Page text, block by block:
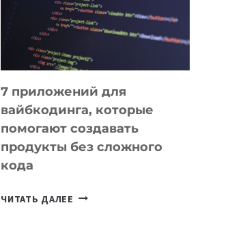
ДЛЯ
РАБОТЫ
7 приложений для
вайбкодинга, которые
помогают создавать
продукты без сложного
кода
ЧИТАТЬ ДАЛЕЕ